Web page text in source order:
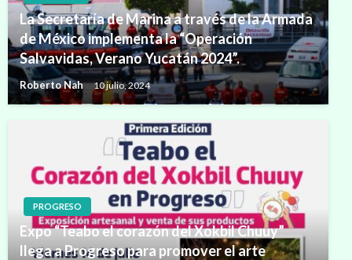
La Secretaría de Marina a través de la Armada
de México implementa la “Operación
Salvavidas, Verano Yucatán 2024”.
Roberto Nah 10 julio, 2024
PROGRESO
Expo “Teabo el corazón del Xokbil Chuuy”
llega a Progreso para promover el arte